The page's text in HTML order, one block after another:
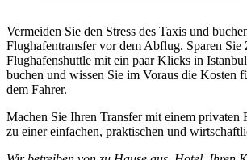
Vermeiden Sie den Stress des Taxis und
Flughafentransfer vor dem Abflug. Sparen Sie
Flughafenshuttle mit ein paar Klicks in
buchen und wissen Sie im Voraus die Kosten
dem Fahrer.
Machen Sie Ihren Transfer mit einem privaten
zu einer einfachen, praktischen und